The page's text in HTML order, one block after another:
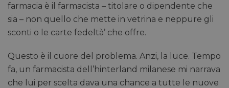
farmacia è il farmacista – titolare o dipendente che
sia – non quello che mette in vetrina e neppure gli
sconti o le carte fedeltà’ che offre.
Questo è il cuore del problema. Anzi, la luce. Tempo
fa, un farmacista dell’hinterland milanese mi narrava
che lui per scelta dava una chance a tutte le nuove